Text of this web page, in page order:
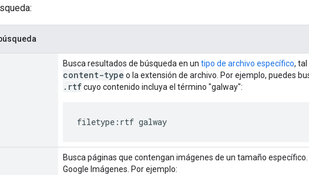
Busca resultados de búsqueda en un tipo de archivo específico,
content-type o la extensión de archivo. Por ejemplo, puedes
.rtfcuyo contenido incluya el término "galway":
filetype:rtf galway
Busca páginas que contengan imágenes de un tamaño
Google Imágenes. Por ejemplo: